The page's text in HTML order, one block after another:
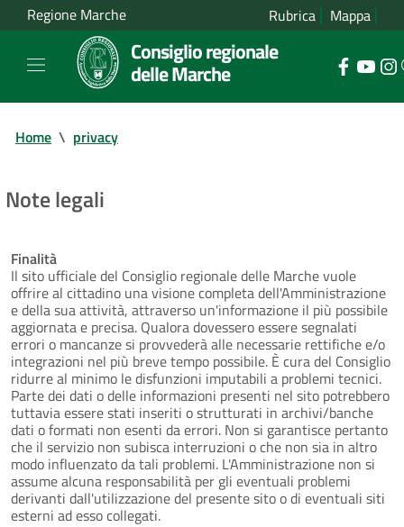
Regione Marche Rubrica Mappa
Consiglio regionale
delle Marche
Home \ privacy
Note legali
Finalità
Il sito ufficiale del Consiglio regionale delle Marche vuole
offrire al cittadino una visione completa dell'Amministrazione
e della sua attività, attraverso un'informazione il più possibile
aggiornata e precisa. Qualora dovessero essere segnalati
errori o mancanze si provvederà alle necessarie rettifiche e/o
integrazioni nel più breve tempo possibile. È cura del Consiglio
ridurre al minimo le disfunzioni imputabili a problemi tecnici.
Parte dei dati o delle informazioni presenti nel sito potrebbero
tuttavia essere stati inseriti o strutturati in archivi/banche
dati o formati non esenti da errori. Non si garantisce pertanto
che il servizio non subisca interruzioni o che non sia in altro
modo influenzato da tali problemi. L'Amministrazione non si
assume alcuna responsabilità per gli eventuali problemi
derivanti dall'utilizzazione del presente sito o di eventuali siti
esterni ad esso collegati.